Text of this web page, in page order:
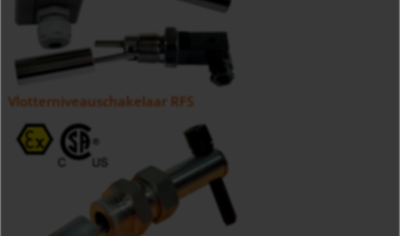
Vlotterniveauschakelaar RFS